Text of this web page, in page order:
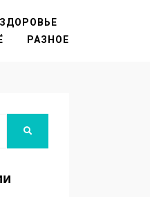
ЗДОРОВЬЕ
РАЗНОЕ